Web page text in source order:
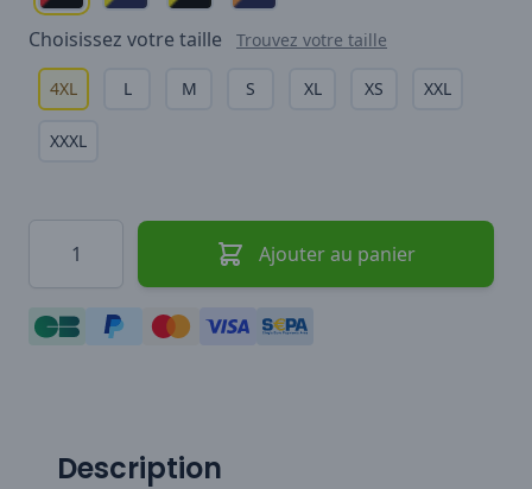
Choisissez votre taille Trouvez votre taille
4XL L M S XL XS XXL
XXXL
Ajouter au panier
Description